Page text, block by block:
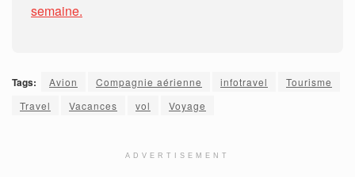
semaine.
Tags: Avion Compagnie aérienne infotravel
Tourisme
Travel
Vacances vol Voyage
ADVERTISEMENT